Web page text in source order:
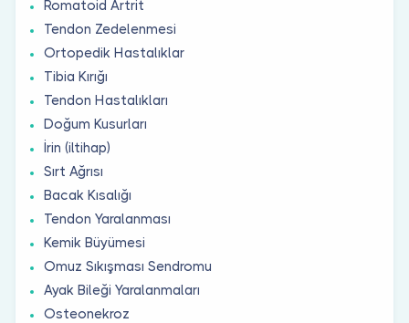
Romatoid Artrit
Tendon Zedelenmesi
Ortopedik Hastalıklar
Tibia Kırığı
Tendon Hastalıkları
Doğum Kusurları
İrin (iltihap)
Sırt Ağrısı
Bacak Kısalığı
Tendon Yaralanması
Kemik Büyümesi
Omuz Sıkışması Sendromu
Ayak Bileği Yaralanmaları
Osteonekroz